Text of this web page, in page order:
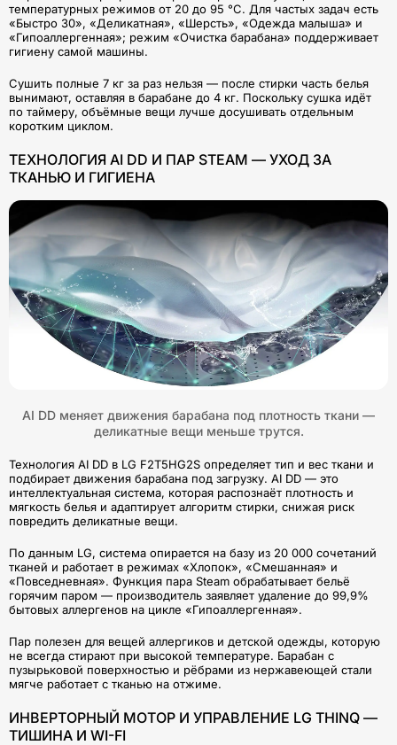
температурных режимов от 20 до 95 °С. Для частых задач есть
«Быстро 30», «Деликатная», «Шерсть», «Одежда малыша» и
«Гипоаллергенная»; режим «Очистка барабана» поддерживает
гигиену самой машины.
Сушить полные 7 кг за раз нельзя — после стирки часть белья
вынимают, оставляя в барабане до 4 кг. Поскольку сушка идёт
по таймеру, объёмные вещи лучше досушивать отдельным
коротким циклом.
ТЕХНОЛОГИЯ AI DD И ПАР STEAM — УХОД ЗА
ТКАНЬЮ И ГИГИЕНА
AI DD меняет движения барабана под плотность ткани —
деликатные вещи меньше трутся.
Технология AI DD в LG F2T5HG2S определяет тип и вес ткани и
подбирает движения барабана под загрузку. AI DD — это
интеллектуальная система, которая распознаёт плотность и
мягкость белья и адаптирует алгоритм стирки, снижая риск
повредить деликатные вещи.
По данным LG, система опирается на базу из 20 000 сочетаний
тканей и работает в режимах «Хлопок», «Смешанная» и
«Повседневная». Функция пара Steam обрабатывает бельё
горячим паром — производитель заявляет удаление до 99,9%
бытовых аллергенов на цикле «Гипоаллергенная».
Пар полезен для вещей аллергиков и детской одежды, которую
не всегда стирают при высокой температуре. Барабан с
пузырьковой поверхностью и рёбрами из нержавеющей стали
мягче работает с тканью на отжиме.
ИНВЕРТОРНЫЙ МОТОР И УПРАВЛЕНИЕ LG THINQ —
ТИШИНА И WI-FI